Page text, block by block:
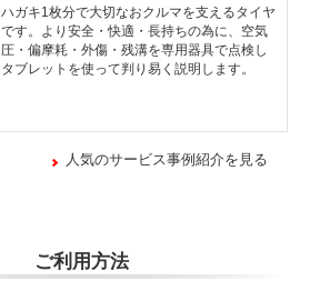
ハガキ1枚分で大切なおクルマを支えるタイヤ
です。より安全・快適・長持ちの為に、空気
圧・偏摩耗・外傷・残溝を専用器具で点検し
タブレットを使って判り易く説明します。
人気のサービス事例紹介を見る
ご利用方法